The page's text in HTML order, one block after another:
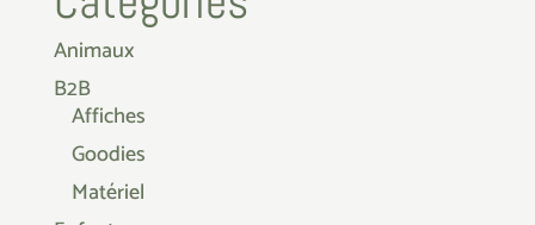
Animaux
B2B
Affiches
Goodies
Matériel